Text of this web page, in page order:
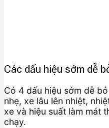
Các dấu hiệu sớm dễ
Có 4 dấu hiệu sớm dễ
nhẹ, xe lâu lên nhiệt,
xe và hiệu suất làm mát
chạy.